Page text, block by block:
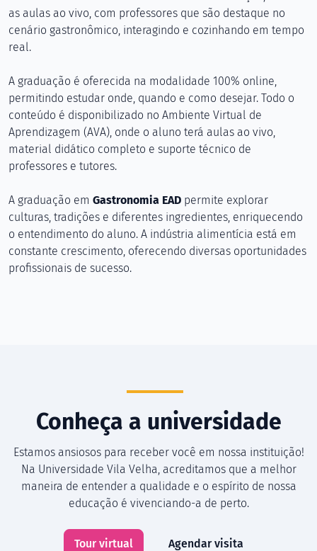
as aulas ao vivo, com professores que são destaque no
cenário gastronômico, interagindo e cozinhando em tempo
real.
A graduação é oferecida na modalidade 100% online,
permitindo estudar onde, quando e como desejar. Todo o
conteúdo é disponibilizado no Ambiente Virtual de
Aprendizagem (AVA), onde o aluno terá aulas ao vivo,
material didático completo e suporte técnico de
professores e tutores.
A graduação em Gastronomia EAD permite explorar
culturas, tradições e diferentes ingredientes, enriquecendo
o entendimento do aluno. A indústria alimentícia está em
constante crescimento, oferecendo diversas oportunidades
profissionais de sucesso.
Conheça a universidade
Estamos ansiosos para receber você em nossa instituição!
Na Universidade Vila Velha, acreditamos que a melhor
maneira de entender a qualidade e o espírito de nossa
educação é vivenciando-a de perto.
Tour virtual Agendar visita